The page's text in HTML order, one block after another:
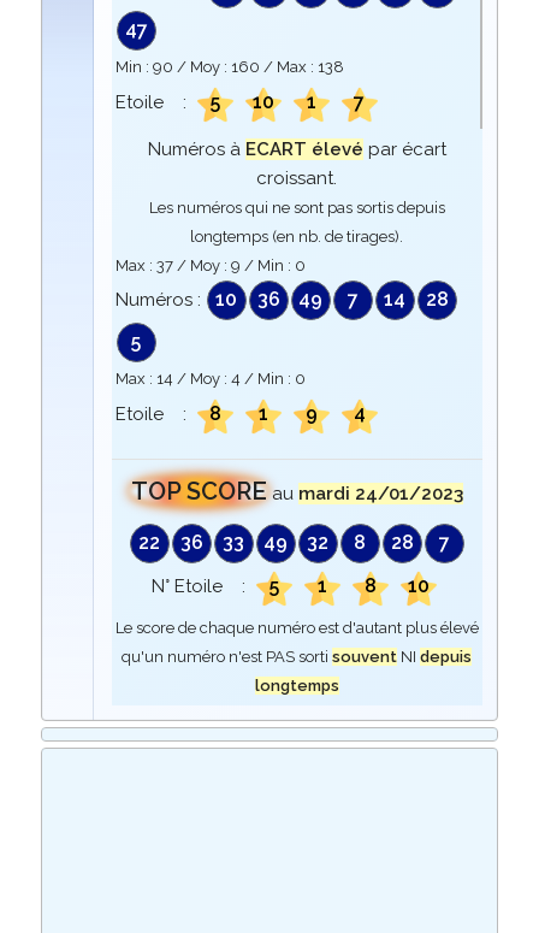
47
Min : 90 / Moy : 160 / Max : 138
Etoile : 5 10 1 7
Numéros à ECART élevé par écart
croissant.
Les numéros qui ne sont pas sortis depuis
longtemps (en nb. de tirages).
Max : 37/ Moy : 9 / Min : 0
Numéros : 10 36 49 7 14
28
5
Max : 14 / Moy : 4 / Min : 0
Etoile : 8 1 9 4
TOP SCORE au mardi 24/01/2023
22 36 33 49 32 8 28 7
N° Etoile : 5 1 8 10
Le score de chaque numéro est d'autant plus élevé
qu'un numéro n'est PAS sortisouvent NIdepuis
longtemps